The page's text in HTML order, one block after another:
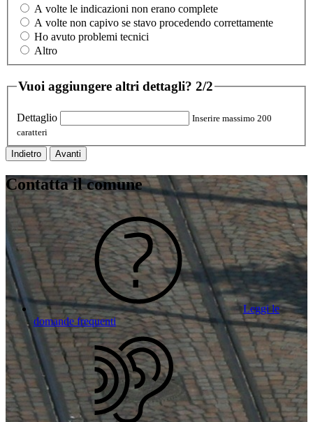
A volte le indicazioni non erano complete
A volte non capivo se stavo procedendo correttamente
Ho avuto problemi tecnici
Altro
Vuoi aggiungere altri dettagli? 2/2
Dettaglio
Inserire massimo 200
caratteri
Indietro Avanti
Contatta il comune
Leggi le
domande frequenti